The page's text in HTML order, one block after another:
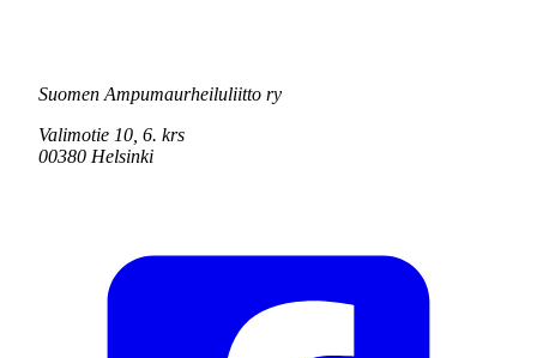
Suomen Ampumaurheiluliitto ry
Valimotie 10, 6. krs
00380 Helsinki